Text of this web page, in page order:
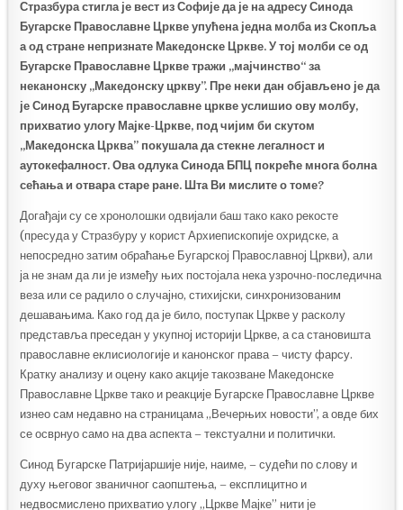
Стразбура стигла је вест из Софије да је на адресу Синода
Бугарске Православне Цркве упућена једна молба из Скопља
а од стране непризнате Македонске Цркве. У тој молби се од
Бугарске Православне Цркве тражи „мајчинство“ за
неканонску „Македонску цркву”. Пре неки дан објављено је да
је Синод Бугарске православне цркве услишио ову молбу,
прихватио улогу Мајке-Цркве, под чијим би скутом
„Македонска Црква” покушала да стекне легалност и
аутокефалност. Ова одлука Синода БПЦ покреће многа болна
сећања и отвара старе ране. Шта Ви мислите о томе?
Догађаји су се хронолошки одвијали баш тако како рекосте
(пресуда у Стразбуру у корист Архиепископије охридске, а
непосредно затим обраћање Бугарској Православној Цркви), али
ја не знам да ли је између њих постојала нека узрочно-последична
веза или се радило о случајно, стихијски, синхронизованим
дешавањима. Како год да је било, поступак Цркве у расколу
представља преседан у укупној историји Цркве, а са становишта
православне еклисиологије и канонског права – чисту фарсу.
Кратку анализу и оцену како акције такозване Македонске
Православне Цркве тако и реакције Бугарске Православне Цркве
изнео сам недавно на страницама „Вечерњих новости”, а овде бих
се осврнуо само на два аспекта – текстуални и политички.
Синод Бугарске Патријаршије није, наиме, – судећи по слову и
духу његовог званичног саопштења, – експлицитно и
недвосмислено прихватио улогу „Цркве Мајке” нити је